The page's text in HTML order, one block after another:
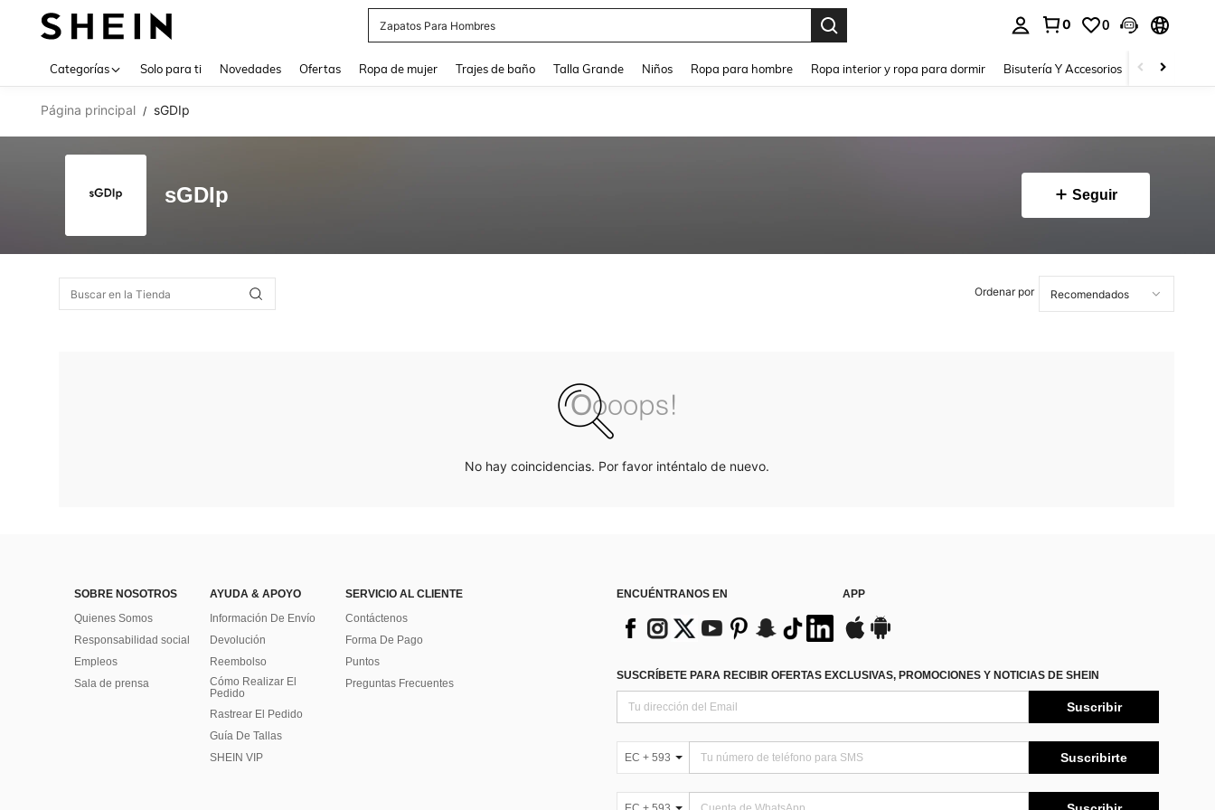
Zapatos Para Hombres
0 0
Categorías Solo para ti Novedades Ofertas Ropa de mujer Trajes de baño Talla Grande Niños Ropa para hombre Ropa interior y ropa para dormir Bisutería Y Accesorios Zapatos
Página principal / sGDIp
sGDIp Seguir
Ordenar por
No hay coincidencias. Por favor inténtalo de nuevo.
SOBRE NOSOTROS
Quienes Somos
Responsabilidad social
Empleos
Sala de prensa
AYUDA & APOYO
Información De Envío
Devolución
Reembolso
Cómo Realizar El
Pedido
Rastrear El Pedido
Guía De Tallas
SHEIN VIP
SERVICIO AL CLIENTE
Contáctenos
Forma De Pago
Puntos
Preguntas Frecuentes
ENCUÉNTRANOS EN APP
SUSCRÍBETE PARA RECIBIR OFERTAS EXCLUSIVAS, PROMOCIONES Y NOTICIAS DE SHEIN
Suscribir
EC + 593 Suscribirte